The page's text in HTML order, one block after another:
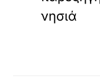
νησιά